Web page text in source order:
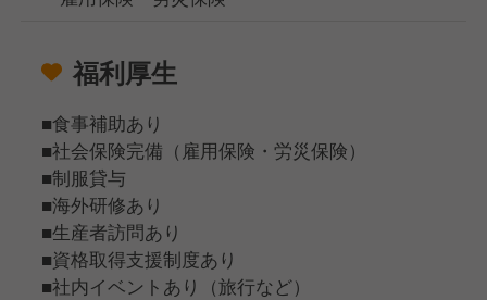
福利厚生
■食事補助あり
■社会保険完備（雇用保険・労災保険）
■制服貸与
■海外研修あり
■生産者訪問あり
■資格取得支援制度あり
■社内イベントあり（旅行など）